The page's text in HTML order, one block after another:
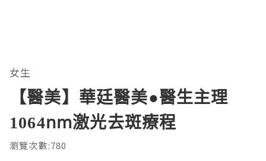
女生
【醫美】華廷醫美●醫生主理
1064nm激光去斑療程
瀏覽次數:780